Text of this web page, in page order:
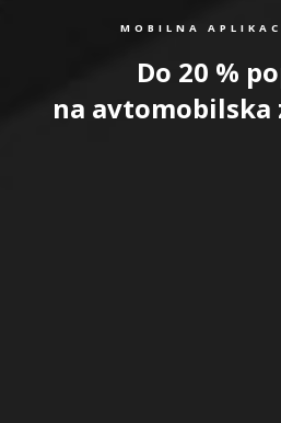
MOBILNA
Do 20 %
na avtomobilska